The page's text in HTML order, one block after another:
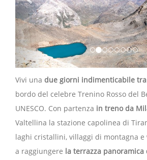
Vivi una due giorni indimenticabile tra
bordo del celebre Trenino Rosso del
UNESCO. Con partenza in treno da
Valtellina la stazione capolinea di
laghi cristallini, villaggi di montagna e
a raggiungere la terrazza panoramica